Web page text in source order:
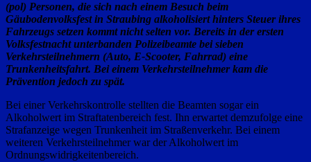
(pol) Personen, die sich nach einem Besuch beim
Gäubodenvolksfest in Straubing alkoholisiert hinters Steuer ihres
Fahrzeugs setzen kommt nicht selten vor. Bereits in der ersten
Volksfestnacht unterbanden Polizeibeamte bei sieben
Verkehrsteilnehmern (Auto, E-Scooter, Fahrrad) eine
Trunkenheitsfahrt. Bei einem Verkehrsteilnehmer kam die
Prävention jedoch zu spät.
Bei einer Verkehrskontrolle stellten die Beamten sogar ein
Alkoholwert im Straftatenbereich fest. Ihn erwartet demzufolge eine
Strafanzeige wegen Trunkenheit im Straßenverkehr. Bei einem
weiteren Verkehrsteilnehmer war der Alkoholwert im
Ordnungswidrigkeitenbereich.